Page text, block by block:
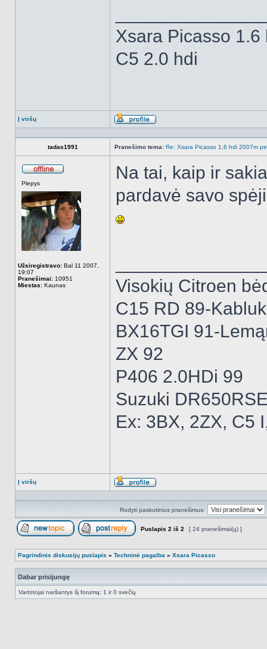
Xsara Picasso 1.6
C5 2.0 hdi
Į viršų
Aprašymas
tadas1991 Pranešimo tema: Re: Xsara Picasso 1,6 hdi 2007m
Plepys
Užsiregistravo: Bal 11 2007,
19:07
Pranešimai: 10951
Miestas: Kaunas
Na tai, kaip ir
pardavė savo
Visokių Citroen
C15 RD 89-
BX16TGI 91-
ZX 92
P406 2.0HDi 99
Suzuki
Ex: 3BX, 2ZX, C5
Į viršų
Aprašymas
Rodyti paskutinius pranešimus:
Puslapis 2 iš 2 [ 24 pranešimai(ų) ]
Pagrindinis diskusijų puslapis » Techninė pagalba » Xsara Picasso
Dabar prisijungę
Vartotojai naršantys šį forumą: 1 ir 0 svečių